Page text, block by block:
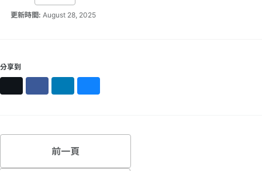
更新時間: August 28, 2025
分享到
前一頁